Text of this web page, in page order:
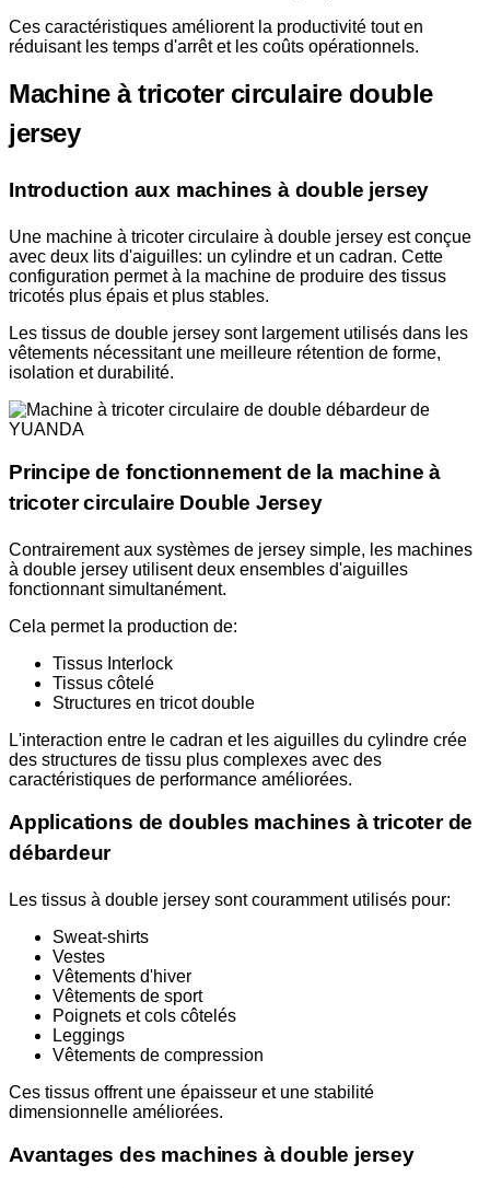
Ces caractéristiques améliorent la productivité tout en
réduisant les temps d'arrêt et les coûts opérationnels.
Machine à tricoter circulaire double
jersey
Introduction aux machines à double jersey
Une machine à tricoter circulaire à double jersey est conçue
avec deux lits d'aiguilles: un cylindre et un cadran. Cette
configuration permet à la machine de produire des tissus
tricotés plus épais et plus stables.
Les tissus de double jersey sont largement utilisés dans les
vêtements nécessitant une meilleure rétention de forme,
isolation et durabilité.
Principe de fonctionnement de la machine à
tricoter circulaire Double Jersey
Contrairement aux systèmes de jersey simple, les machines
à double jersey utilisent deux ensembles d'aiguilles
fonctionnant simultanément.
Cela permet la production de:
Tissus Interlock
Tissus côtelé
Structures en tricot double
L'interaction entre le cadran et les aiguilles du cylindre crée
des structures de tissu plus complexes avec des
caractéristiques de performance améliorées.
Applications de doubles machines à tricoter de
débardeur
Les tissus à double jersey sont couramment utilisés pour:
Sweat-shirts
Vestes
Vêtements d'hiver
Vêtements de sport
Poignets et cols côtelés
Leggings
Vêtements de compression
Ces tissus offrent une épaisseur et une stabilité
dimensionnelle améliorées.
Avantages des machines à double jersey